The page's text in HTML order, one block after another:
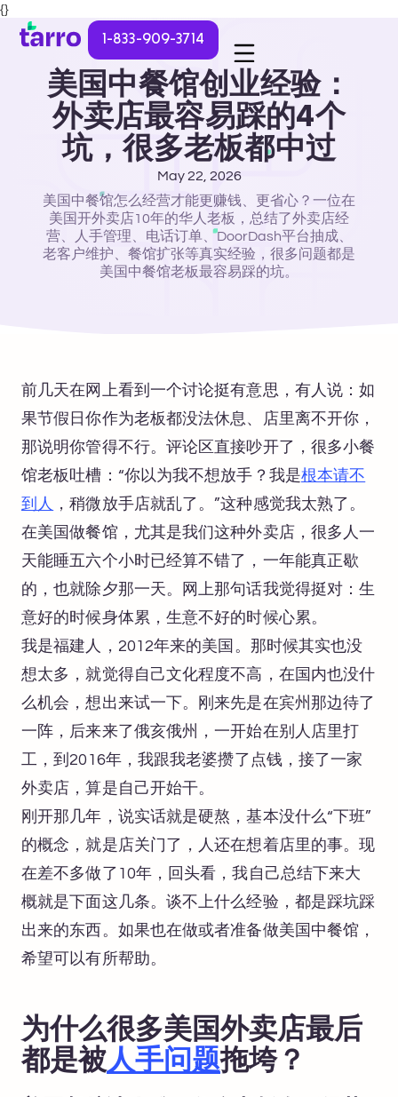
{}
1-833-909-3714
美国中餐馆创业经验：
外卖店最容易踩的4个
坑，很多老板都中过
May 22, 2026
美国中餐馆怎么经营才能更赚钱、更省心？一位在
美国开外卖店10年的华人老板，总结了外卖店经
营、人手管理、电话订单、DoorDash平台抽成、
老客户维护、餐馆扩张等真实经验，很多问题都是
美国中餐馆老板最容易踩的坑。
前几天在网上看到一个讨论挺有意思，有人说：如
果节假日你作为老板都没法休息、店里离不开你，
那说明你管得不行。评论区直接吵开了，很多小餐
馆老板吐槽：“你以为我不想放手？我是根本请不
到人 ，稍微放手店就乱了。”这种感觉我太熟了。
在美国做餐馆，尤其是我们这种外卖店，很多人一
天能睡五六个小时已经算不错了，一年能真正歇
的，也就除夕那一天。网上那句话我觉得挺对：生
意好的时候身体累，生意不好的时候心累。
我是福建人，2012年来的美国。那时候其实也没
想太多，就觉得自己文化程度不高，在国内也没什
么机会，想出来试一下。刚来先是在宾州那边待了
一阵，后来来了俄亥俄州，一开始在别人店里打
工，到2016年，我跟我老婆攒了点钱，接了一家
外卖店，算是自己开始干。
刚开那几年，说实话就是硬熬，基本没什么“下班”
的概念，就是店关门了，人还在想着店里的事。现
在差不多做了10年，回头看，我自己总结下来大
概就是下面这几条。谈不上什么经验，都是踩坑踩
出来的东西。如果也在做或者准备做美国中餐馆，
希望可以有所帮助。
为什么很多美国外卖店最后
都是被人手问题拖垮？